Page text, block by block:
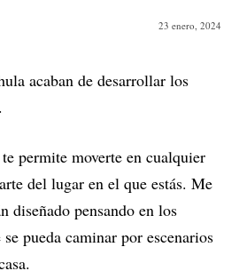
23 enero, 2024
acaban de desarrollar los
permite moverte en cualquier
del lugar en el que estás. Me
diseñado pensando en los
pueda caminar por escenarios